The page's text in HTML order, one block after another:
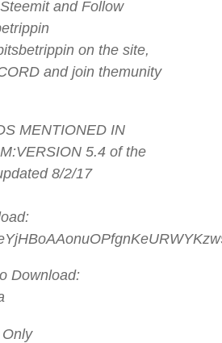
and Follow
on the site,
and join themunity
MENTIONED IN
5.4 of the
8/2/17
Download: